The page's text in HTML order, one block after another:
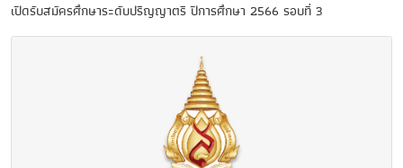
เปิดรับสมัครศึกษาระดับปริญญาตรี ปีการศึกษา 2566 รอบที่ 3